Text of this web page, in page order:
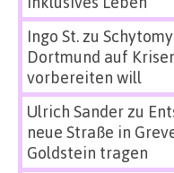
Ingo St.zu
Dortmund auf
vorbereiten will
Ulrich Sanderzu
neue Straße in
Goldstein tragen